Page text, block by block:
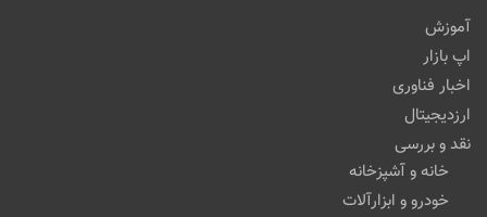
آموزش
اپ بازار
اخبار فناوری
ارزدیجیتال
نقد و بررسی
خانه و آشپزخانه
خودرو و ابزارآلات